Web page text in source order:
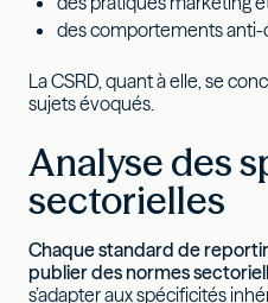
des comportements
La CSRD, quant à elle, se
sujets évoqués.
Analyse des
sectorielles
Chaque standard de
publier des normes
s’adapter aux spécificités